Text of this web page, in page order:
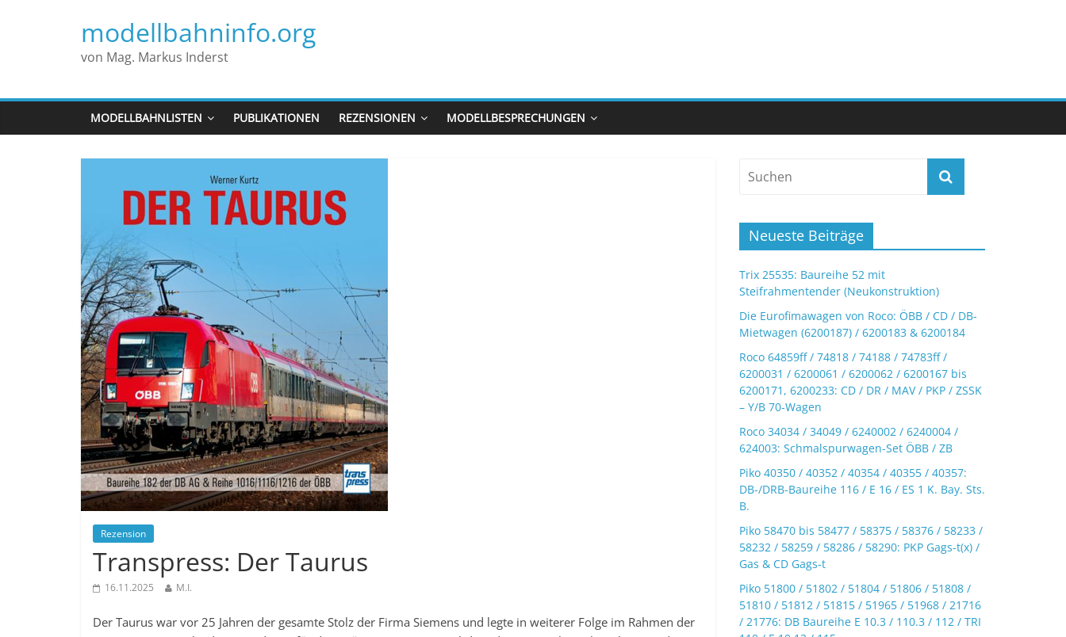
modellbahninfo.org
von Mag. Markus Inderst
MODELLBAHNLISTEN PUBLIKATIONEN REZENSIONEN MODELLBESPRECHUNGEN
Rezension
Transpress: Der Taurus
16.11.2025 M.I.
Der Taurus war vor 25 Jahren der gesamte Stolz der Firma Siemens und legte in weiterer Folge im Rahmen der
Neueste Beiträge
Trix 25535: Baureihe 52 mit
Steifrahmentender (Neukonstruktion)
Die Eurofimawagen von Roco: ÖBB / CD / DB-
Mietwagen (6200187) / 6200183 & 6200184
Roco 64859ff / 74818 / 74188 / 74783ff /
6200031 / 6200061 / 6200062 / 6200167 bis
6200171, 6200233: CD / DR / MAV / PKP / ZSSK
– Y/B 70-Wagen
Roco 34034 / 34049 / 6240002 / 6240004 /
624003: Schmalspurwagen-Set ÖBB / ZB
Piko 40350 / 40352 / 40354 / 40355 / 40357:
DB-/DRB-Baureihe 116 / E 16 / ES 1 K. Bay. Sts.
B.
Piko 58470 bis 58477 / 58375 / 58376 / 58233 /
58232 / 58259 / 58286 / 58290: PKP Gags-t(x) /
Gas & CD Gags-t
Piko 51800 / 51802 / 51804 / 51806 / 51808 /
51810 / 51812 / 51815 / 51965 / 51968 / 21716
/ 21776: DB Baureihe E 10.3 / 110.3 / 112 / TRI